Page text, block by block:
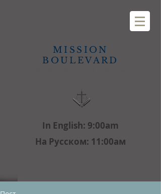
MISSION
BOULEVARD
In English: 9:00am
На Русском: 11:00aм